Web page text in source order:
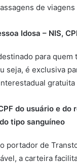
de
Idosa – NIS,
para
seja, é exclusiva
do usuário e
tipo sanguíneo
portador de
a carteira